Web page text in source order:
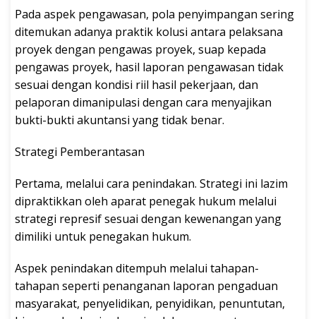
Pada aspek pengawasan, pola penyimpangan sering
ditemukan adanya praktik kolusi antara pelaksana
proyek dengan pengawas proyek, suap kepada
pengawas proyek, hasil laporan pengawasan tidak
sesuai dengan kondisi riil hasil pekerjaan, dan
pelaporan dimanipulasi dengan cara menyajikan
bukti-bukti akuntansi yang tidak benar.
Strategi Pemberantasan
Pertama, melalui cara penindakan. Strategi ini lazim
dipraktikkan oleh aparat penegak hukum melalui
strategi represif sesuai dengan kewenangan yang
dimiliki untuk penegakan hukum.
Aspek penindakan ditempuh melalui tahapan-
tahapan seperti penanganan laporan pengaduan
masyarakat, penyelidikan, penyidikan, penuntutan,